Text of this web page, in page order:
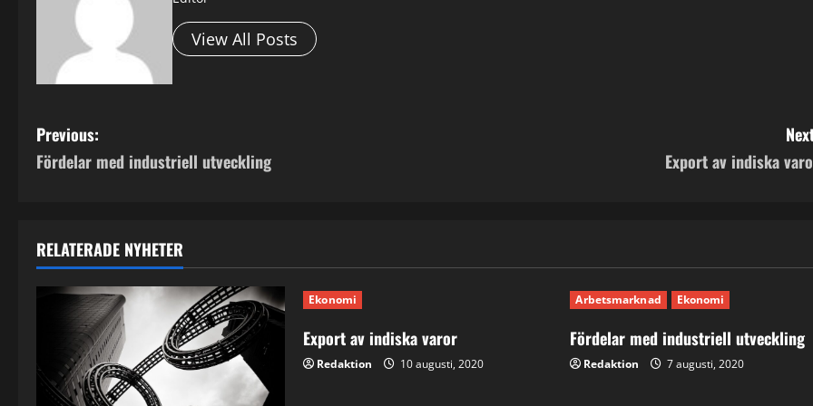
View All Posts
P
o
t
n
v
Previous:
Fördelar med industriell utveckling
Export av indiska
RELATERADE NYHETER
Ekonomi
Export av indiska varor
Redaktion 10 augusti, 2020
Arbetsmarknad Ekonomi
Fördelar med industriell utveckling
Redaktion 7 augusti, 2020